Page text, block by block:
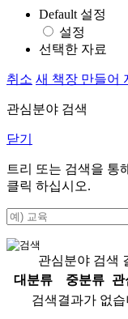
Default 설정
설정
선택한 자료
취소 새 책장 만들어
관심분야 검색
닫기
트리 또는 검색을 통
클릭 하십시오.
관심분야 검색
대분류
중분류
관
검색결과가 없습